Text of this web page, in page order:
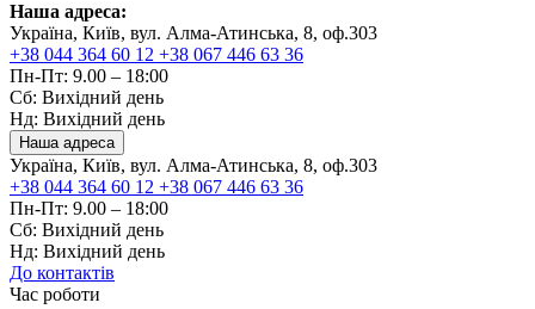
Наша адреса:
Україна, Київ, вул. Алма-Атинська, 8, оф.303
+38 044 364 60 12 +38 067 446 63 36
Пн-Пт: 9.00 – 18:00
Сб: Вихідний день
Нд: Вихідний день
Наша адреса
Україна, Київ, вул. Алма-Атинська, 8, оф.303
+38 044 364 60 12 +38 067 446 63 36
Пн-Пт: 9.00 – 18:00
Сб: Вихідний день
Нд: Вихідний день
До контактів
Час роботи